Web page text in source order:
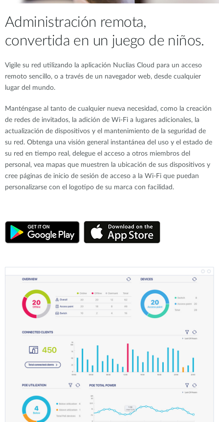
Administración remota,
convertida en un juego de niños.
Vigile su red utilizando la aplicación Nuclias Cloud para un acceso
remoto sencillo, o a través de un navegador web, desde cualquier
lugar del mundo.
Manténgase al tanto de cualquier nueva necesidad, como la creación
de redes de invitados, la adición de Wi-Fi a lugares adicionales, la
actualización de dispositivos y el mantenimiento de la seguridad de
su red. Obtenga una visión general instantánea del uso y el estado de
su red en tiempo real, delegue el acceso a otros miembros del
personal, vea mapas que muestren la ubicación de sus dispositivos y
cree páginas de inicio de sesión de acceso a la Wi-Fi que puedan
personalizarse con el logotipo de su marca con facilidad.